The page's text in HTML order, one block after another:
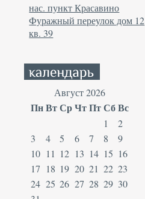
нас. пункт Красавино
Фуражный переулок дом 12
кв. 39
Август 2026
ПнВтСрЧтПтСбВс
1
2
3
4 5 6 7 8
9
10 11 12 13 14 15 16
17 18 19 20 21 22 23
24 25 26 27 28 29 30